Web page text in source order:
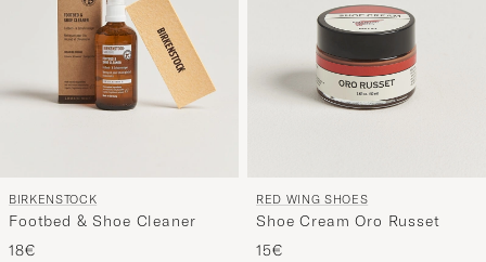
BIRKENSTOCK
Footbed & Shoe Cleaner
18€
RED WING SHOES
Shoe Cream Oro Russet
15€